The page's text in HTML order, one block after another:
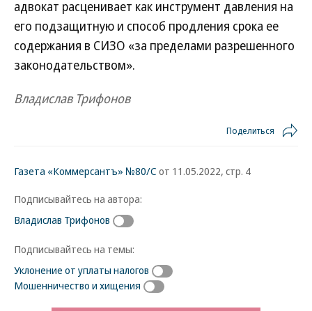
адвокат расценивает как инструмент давления на
его подзащитную и способ продления срока ее
содержания в СИЗО «за пределами разрешенного
законодательством».
Владислав Трифонов
Поделиться
Газета «Коммерсантъ» №80/С от 11.05.2022, стр. 4
Подписывайтесь на автора:
Владислав Трифонов
Подписывайтесь на темы:
Уклонение от уплаты налогов
Мошенничество и хищения